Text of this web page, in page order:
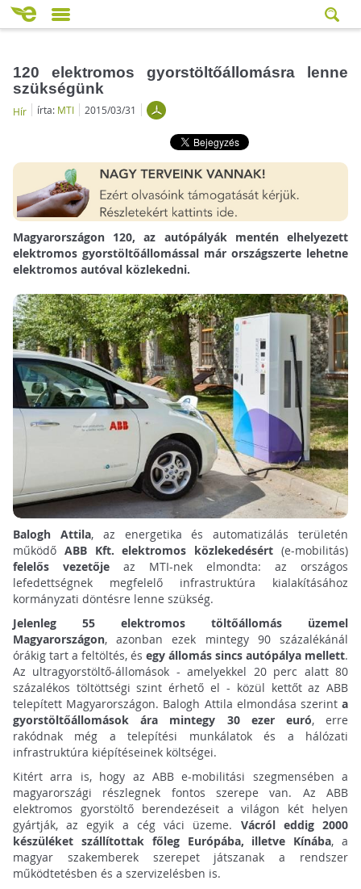
120 elektromos gyorstöltőállomásra lenne
szükségünk
Hír írta: MTI 2015/03/31
Magyarországon 120, az autópályák mentén elhelyezett
elektromos gyorstöltőállomással már országszerte lehetne
elektromos autóval közlekedni.
Balogh Attila, az energetika és automatizálás területén
működő ABB Kft. elektromos közlekedésért (e-mobilitás)
felelős vezetőjeaz MTI-nek elmondta: az országos
lefedettségnek megfelelő infrastruktúra kialakításához
kormányzati döntésre lenne szükség.
Jelenleg 55 elektromos töltőállomás üzemel
Magyarországon, azonban ezek mintegy 90 százalékánál
órákig tart a feltöltés, ésegy állomás sincs autópálya mellett.
Az ultragyorstöltő-állomások - amelyekkel 20 perc alatt 80
százalékos töltöttségi szint érhető el - közül kettőt az ABB
telepített Magyarországon. Balogh Attila elmondása szerinta
gyorstöltőállomások ára mintegy 30 ezer euró, erre
rakódnak még a telepítési munkálatok és a hálózati
infrastruktúra kiépítéseinek költségei.
Kitért arra is, hogy az ABB e-mobilitási szegmensében a
magyarországi részlegnek fontos szerepe van. Az ABB
elektromos gyorstöltő berendezéseit a világon két helyen
gyártják, az egyik a cég váci üzeme. Vácról eddig 2000
készüléket szállítottak főleg Európába, illetve Kínába, a
magyar szakemberek szerepet játszanak a rendszer
működtetésben és a szervizelésben is.